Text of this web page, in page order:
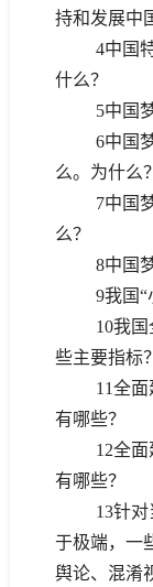
持和发展中
4中国
什么？
5中国
6中国
么。为什么？
7中国
么？
8中国
9我国“
10我
些主要指标
11全
有哪些？
12全
有哪些？
13针
于极端，一
舆论、混淆